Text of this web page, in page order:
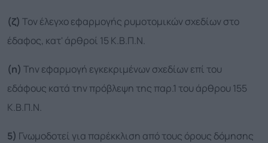
(ζ) Τον έλεγχο εφαρμογής ρυμοτομικών σχεδίων στο
έδαφος, κατ' άρθροί 15 Κ.Β.Π.Ν.
(η) Την εφαρμογή εγκεκριμένων σχεδίων επί του
εδάφους κατά την πρόβλεψη της παρ.1 του άρθρου 155
Κ.Β.Π.Ν.
5) Γνωμοδοτεί για παρέκκλιση από τους όρους δόμησης